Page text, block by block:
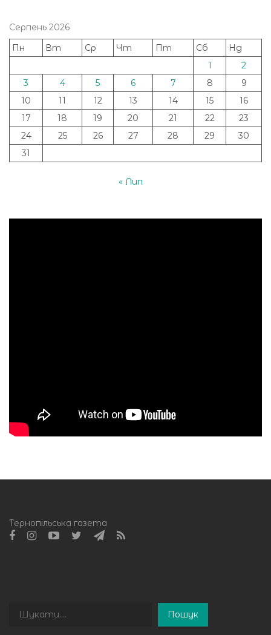
Серпень 2026
Пн
Вт Ср Чт Пт Сб
Нд
1
2
3
4 5 6 7 8
9
10
11 12 13 14 15
16
17
18 19 20 21 22
23
24
25 26 27 28 29
30
31
« Лип
Тернопільська газета
Пошук
Пошук